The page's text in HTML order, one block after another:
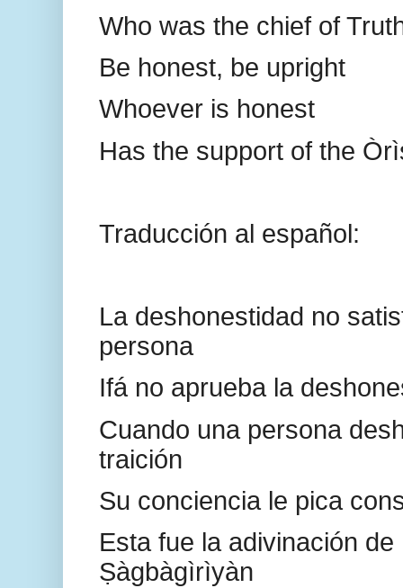
Who was the chief of
Be honest, be upright
Whoever is honest
Has the support of the
Traducción al español:
La deshonestidad no
persona
Ifá no aprueba la
Cuando una persona
traición
Su conciencia le pica
Esta fue la adivinación de
Ṣàgbàgìrìyàn